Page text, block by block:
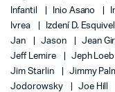
Infantil
Inio Asano
Ivrea
Izdení D. Esquivel
Jan
Jason Jean
Jeff Lemire
Jeph Loeb
Jim Starlin
Jimmy
Jodorowsky
Joe Hill